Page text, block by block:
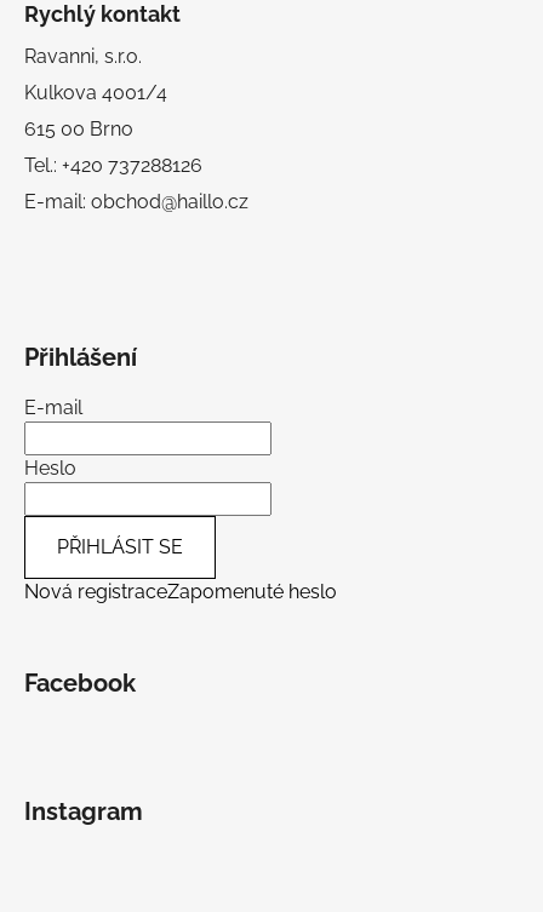
Rychlý kontakt
Ravanni, s.r.o.
Kulkova 4001/4
615 00 Brno
Tel.: +420 737288126
E-mail: obchod@haillo.cz
Přihlášení
E-mail
Heslo
PŘIHLÁSIT SE
Nová registraceZapomenuté heslo
Facebook
Instagram